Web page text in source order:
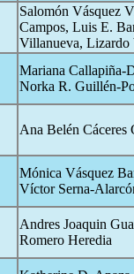
Salomón Vásquez
Campos, Luis E.
Villanueva, Lizardo
Mariana Callapiña-
Norka R. Guillén-
Ana Belén Cáceres
Mónica Vásquez
Víctor Serna-
Andres Joaquin
Romero Heredia